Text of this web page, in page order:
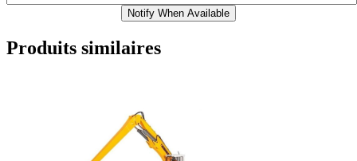
Notify When Available
Produits similaires